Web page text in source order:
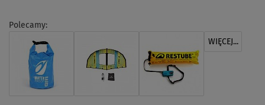
Polecamy:
WIĘCEJ...